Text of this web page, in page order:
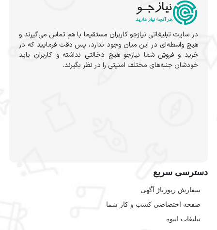
در سایت تبلیغاتی نیازجو کاربران مستقیما با هم تماس می‌گیرند و
هیچ واسطه‌ای در این میان وجود ندارد، پس دقت فرمایید که در
خرید و فروشِ شما نیازجو هیچ دخالتی نداشته و کاربران باید
خودشان جنبه‌های مختلف امنیتی را در نظر بگیرند.
دسترسی سریع
سفارش رپورتاژ آگهی
صفحه اختصاصی کسب و کار شما
تبلیغات انبوه